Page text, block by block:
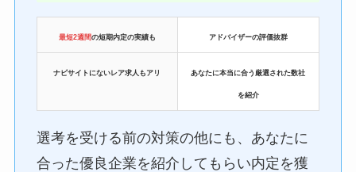
最短2週間の短期内定の実績も アドバイザーの評価抜群
ナビサイトにないレア求人もアリ あなたに本当に合う厳選された数社
を紹介
選考を受ける前の対策の他にも、あなたに
合った優良企業を紹介してもらい内定を獲